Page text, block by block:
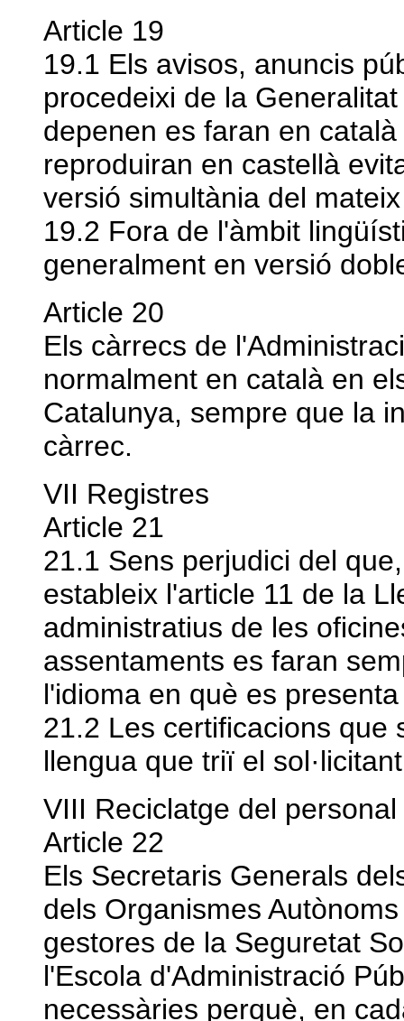
Article 19
19.1 Els avisos, anuncis
procedeixi de la
depenen es faran en
reproduiran en castellà
versió simultània del
19.2 Fora de l'àmbit
generalment en versió
Article 20
Els càrrecs de
normalment en català en
Catalunya, sempre que la
càrrec.
VII Registres
Article 21
21.1 Sens perjudici del
estableix l'article 11 de la
administratius de les
assentaments es faran
l'idioma en què es
21.2 Les certificacions que
llengua que triï el
VIII Reciclatge del personal
Article 22
Els Secretaris Generals
dels Organismes
gestores de la Seguretat
l'Escola d'Administració
necessàries perquè, en